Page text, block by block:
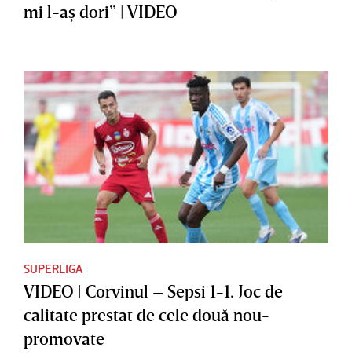
mi l-aş dori” | VIDEO
SUPERLIGA
VIDEO | Corvinul – Sepsi 1-1. Joc de
calitate prestat de cele două nou-
promovate